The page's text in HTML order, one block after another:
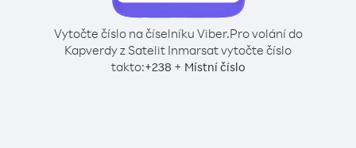
Vytočte číslo na číselníku Viber.Pro volání do
Kapverdy z Satelit Inmarsat vytočte číslo
takto:+238 + Místní číslo